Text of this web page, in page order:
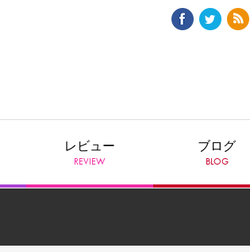
レビュー
REVIEW
ブログ
BLOG